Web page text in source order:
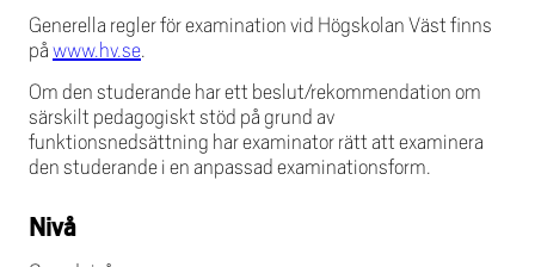
Generella regler för examination vid Högskolan Väst finns
på www.hv.se.
Om den studerande har ett beslut/rekommendation om
särskilt pedagogiskt stöd på grund av
funktionsnedsättning har examinator rätt att examinera
den studerande i en anpassad examinationsform.
Nivå